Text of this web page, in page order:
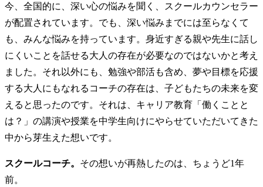
今、全国的に、深い心の悩みを聞く、スクールカウンセラー
が配置されています。でも、深い悩みまでには至らなくて
も、みんな悩みを持っています。身近すぎる親や先生に話し
にくいことを話せる大人の存在が必要なのではないかと考え
ました。それ以外にも、勉強や部活も含め、夢や目標を応援
する大人にもなれるコーチの存在は、子どもたちの未来を変
えると思ったのです。それは、キャリア教育「働くことと
は？」の講演や授業を中学生向けにやらせていただいてきた
中から芽生えた想いです。
スクールコーチ。 その想いが再熱したのは、ちょうど1年
前。